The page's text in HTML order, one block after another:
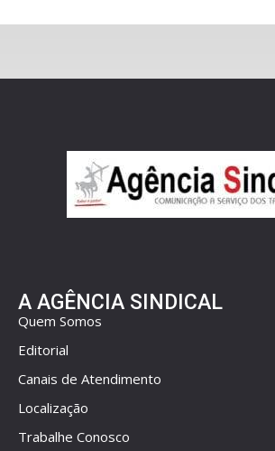
A AGÊNCIA SINDICAL
Quem Somos
Editorial
Canais de Atendimento
Localização
Trabalhe Conosco